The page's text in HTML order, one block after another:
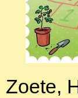
Zoete,